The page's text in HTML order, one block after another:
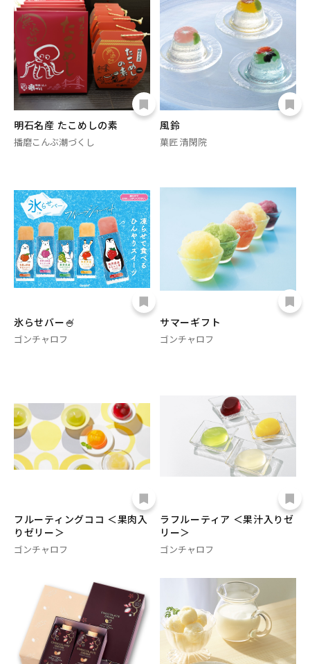
明石名産 たこめしの素
播磨こんぶ潮づくし
風鈴
菓匠 清閑院
氷らせバー🍧
ゴンチャロフ
サマーギフト
ゴンチャロフ
フルーティングココ ＜果肉入
りゼリー＞
ゴンチャロフ
ラフルーティア ＜果汁入りゼ
リー＞
ゴンチャロフ